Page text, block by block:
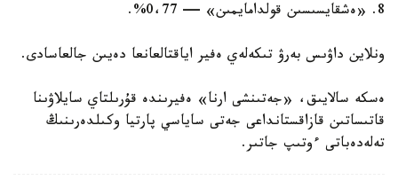
8. «ەشقايسىسىن قولدامايمىن» — 0،77%.
ونلاين داۋىس بەرۋ تىكەلەي ەفير اياقتالعانعا دەيىن جالعاسادى.
ەسكە سالايىق، «جەتىنشى ارنا» ەفيرىندە قۇرىلتاي سايلاۋىنا
قاتىساتىن قازاقستانداعى جەتى ساياسي پارتيا وكىلدەرىنىڭ
تەلەدەباتى ءوتىپ جاتىر.